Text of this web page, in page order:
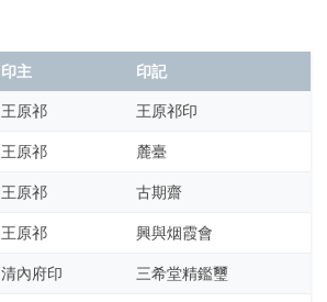
印主
印記
王原祁
王原祁印
王原祁
麓臺
王原祁
古期齋
王原祁
興與烟霞會
清內府印
三希堂精鑑璽